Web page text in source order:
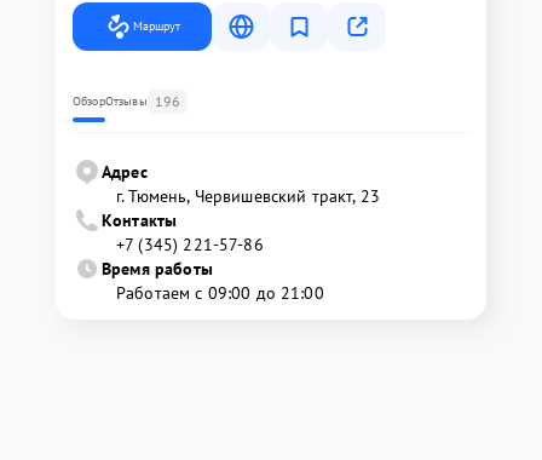
Маршрут
ОбзорОтзывы 196
Адрес
г. Тюмень, ​Червишевский тракт, 23
Контакты
+7 (345) 221-57-86
Время работы
Работаем с 09:00 до 21:00